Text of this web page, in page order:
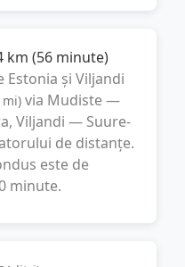
km (56 minute)
Estonia și Viljandi
mi) via Mudiste —
Viljandi — Suure-
de distanțe.
este de
minute.